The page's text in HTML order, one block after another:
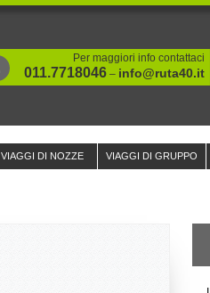
Per maggiori info contattaci
011.7718046 – info@ruta40.it
VIAGGI DI NOZZE VIAGGI DI GRUPPO